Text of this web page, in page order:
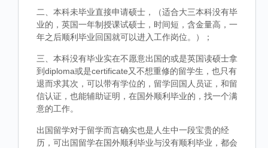
二、本科未毕业直接申请硕士，（适合大三本科没有毕
业的，英国一年制授课试硕士，时间短，含金量高，一
年之后顺利毕业回国就可以进入工作岗位。）；
三、本科没有毕业实在不愿意出国的或是英国读硕士拿
到diploma或是certificate又不想重修的留学生，也只有
退而求其次，可以带有学位的，留学回国人员证，和留
信认证，也能辅助证明，在国外顺利毕业的，找一个满
意的工作。
出国留学对于留学而言确实也是人生中一段宝贵的经
历，可出国留学在国外顺利毕业与没有顺利毕业，都会